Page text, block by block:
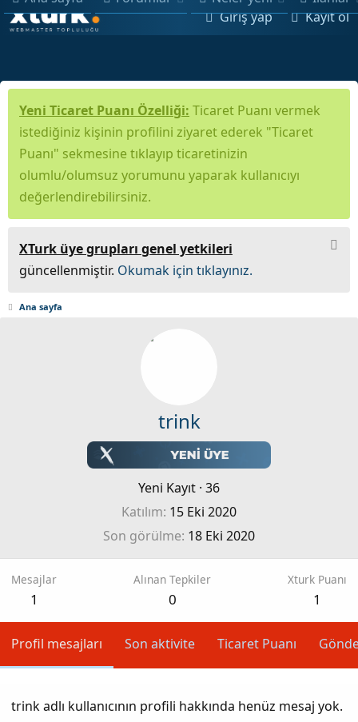
Giriş yap Kayıt ol
Yeni Ticaret Puanı Özelliği: Ticaret Puanı vermek
istediğiniz kişinin profilini ziyaret ederek "Ticaret
Puanı" sekmesine tıklayıp ticaretinizin
olumlu/olumsuz yorumunu yaparak kullanıcıyı
değerlendirebilirsiniz.
XTurk üye grupları genel yetkileri
güncellenmiştir. Okumak için tıklayınız.
Ana sayfa
trink
Yeni Kayıt · 36
Katılım 15 Eki 2020
Son görülme 18 Eki 2020
Mesajlar
1
Alınan Tepkiler
0
Xturk Puanı
1
Profil mesajları Son aktivite Ticaret Puanı
trink adlı kullanıcının profili hakkında henüz mesaj yok.